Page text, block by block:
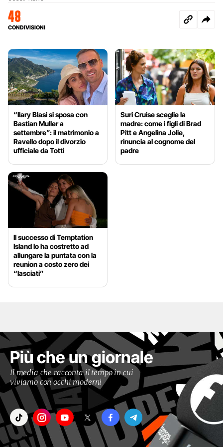
48
CONDIVISIONI
“Ilary Blasi si sposa con
Bastian Muller a
settembre”: il matrimonio a
Ravello dopo il divorzio
ufficiale da Totti
Suri Cruise sceglie la
madre: come i figli di Brad
Pitt e Angelina Jolie,
rinuncia al cognome del
padre
Il successo di Temptation
Island lo ha costretto ad
allungare la puntata con la
reunion a costo zero dei
“lasciati”
Più che un giornale
Il media che racconta il tempo in cui
viviamo con occhi moderni